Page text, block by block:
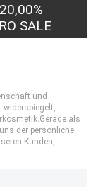
20,00%
SALE
und
als
der persönliche
Kunden,